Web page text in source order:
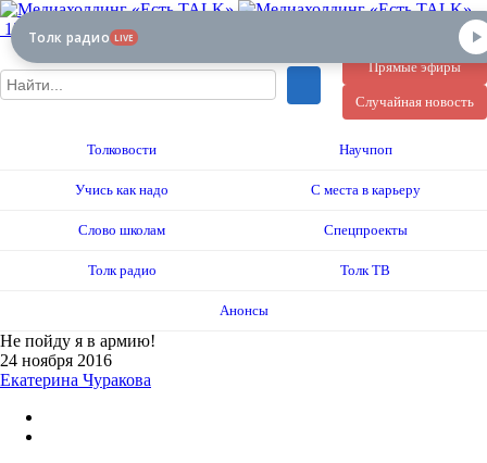
12+
Прямые эфиры
Случайная новость
Толковости Научпоп
Учись как надо С места в карьеру
Слово школам Спецпроекты
Толк радио Толк ТВ
Анонсы
Не пойду я в армию!
24 ноября 2016
Екатерина Чуракова
Толк радио LIVE